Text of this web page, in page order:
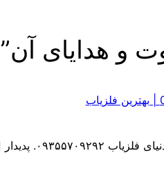
و هدایای آن”
پدیدار […]